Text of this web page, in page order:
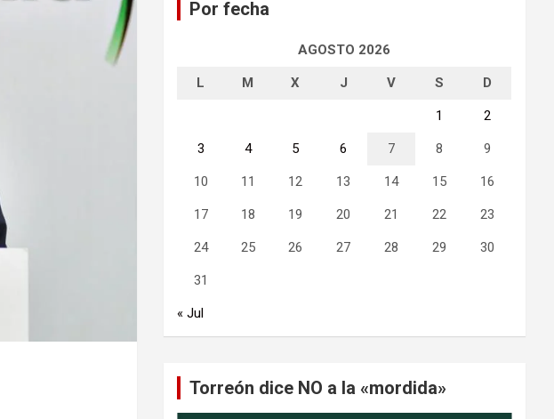
Por fecha
AGOSTO 2026
L M X J V S D
1 2
3 4 5 6 7 8 9
10 11 12 13 14 15 16
17 18 19 20 21 22 23
24 25 26 27 28 29 30
31
« Jul
Torreón dice NO a la «mordida»